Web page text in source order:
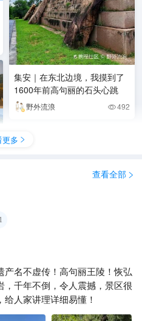
集安｜在东北边境，我摸到了
1600年前高句丽的石头心跳
野外流浪 492
更多 
查看全部 
1
产名不虚传！高句丽王陵！恢弘
，千年不倒，令人震撼，景区很
人家讲理详细易懂！